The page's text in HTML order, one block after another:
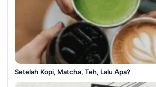
Setelah Kopi, Matcha, Teh, Lalu Apa?